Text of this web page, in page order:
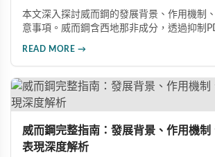
本文深入探討威而鋼的發展背景、作用機制
意事項。威而鋼含西地那非成分，透過抑制
READ MORE →
威而鋼完整指南：發展背景、作用機制
表現深度解析